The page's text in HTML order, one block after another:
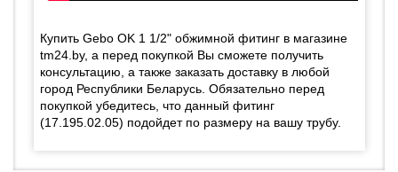
Купить Gebo OK 1 1/2" обжимной фитинг в магазине
tm24.by, а перед покупкой Вы сможете получить
консультацию, а также заказать доставку в любой
город Республики Беларусь. Обязательно перед
покупкой убедитесь, что данный фитинг
(17.195.02.05) подойдет по размеру на вашу трубу.